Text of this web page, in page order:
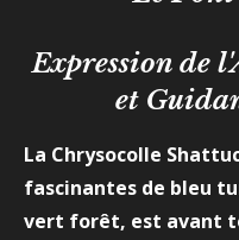
Expression de
et
La Chrysocolle
fascinantes de bleu
vert forêt, est avant